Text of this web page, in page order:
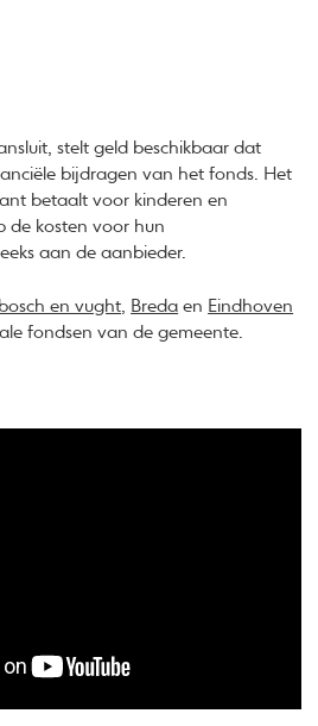
stelt geld beschikbaar dat
bijdragen van het fonds. Het
betaalt voor kinderen en
de kosten voor hun
aan de aanbieder.
en vught Breda en Eindhoven
fondsen van de gemeente.